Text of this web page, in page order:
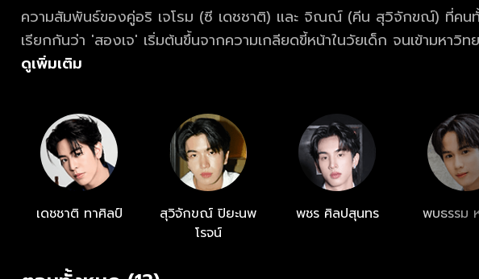
ความสัมพันธ์ของคู่อริ เจโรม (ซี เดชชาติ) และ จิณณ์ (คีน สุวิจักขณ์) ที่คนทั้งมหาวิทยาลัย
เรียกกันว่า 'สองเจ' เริ่มต้นขึ้นจากความเกลียดขี้หน้าในวัยเด็ก จนเข้ามหาวิทยาลัยก็ยังตาม
ติดกันมาเรียน แฟชั่นดีไซน์ด้วยกันทั้งคู่ บ้านก็อยู่ตรงข้ามกัน กลุ่มเพื่อนกลุ่มเดียวกัน แถม
ผล แต่เป็นเกลียดขี้หน้าชนิดที่ว่าตัวติดกันตลอดเวลา แต่จนแล้วจนรอด เบื้อ
ตลก เมื่อเจโรมดันฝันเห็นเหตุการณ์ในอีก 10 ปีข้างหน้า และเห็นว่าไอ้คนที่ปั
กันแทบตาย แต่สุดท้ายดันต้องกลายมาเป็นคู่ชีวิต จากแค่อยากกวนไปวัน ๆ
ความรู้สึกที่ไม่เคยคิดมาก่อน สองความสัมพันธ์ที่ถูกลิขิตมาแล้ว ต่อให้เกลีย
ผลักไสกันไปเท่าไหร่ แต่เชื่อเถอะที่บอกกันว่า เกลียดอะไรจะได้อย่างนั้น มันไ
ดูเพิ่มเติม
เดชชาติ ทาศิลป์
สุวิจักขณ์ ปิยะนพ
โรจน์
พชร ศิลปสุนทร พบธรรม